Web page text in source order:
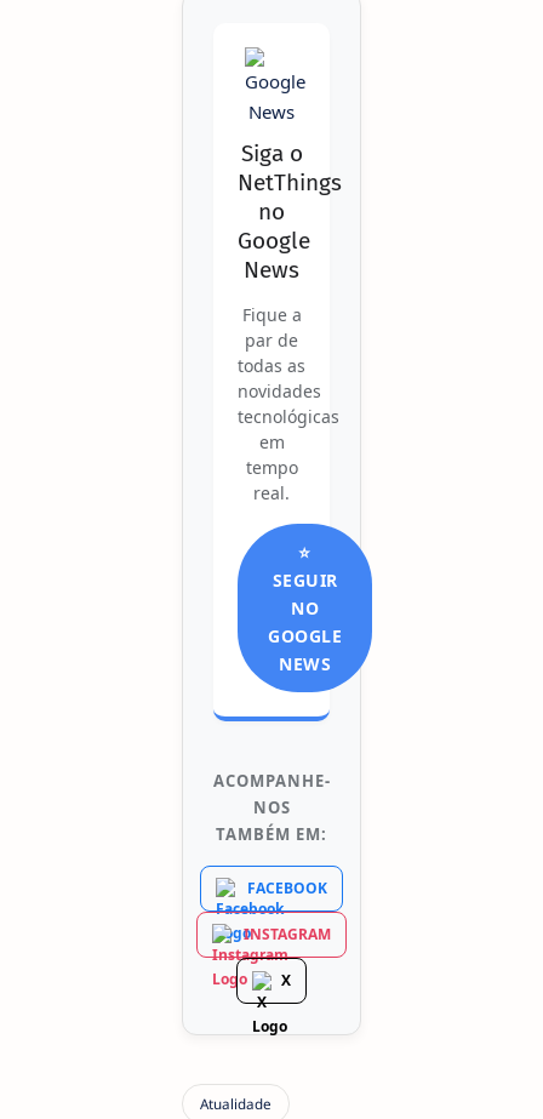
Siga o
NetThings
no
Google
News
Fique a
par de
todas as
novidades
tecnológicas
em
tempo
real.
⭐
SEGUIR
NO
GOOGLE
NEWS
ACOMPANHE-
NOS
TAMBÉM EM:
FACEBOOK
INSTAGRAM
X